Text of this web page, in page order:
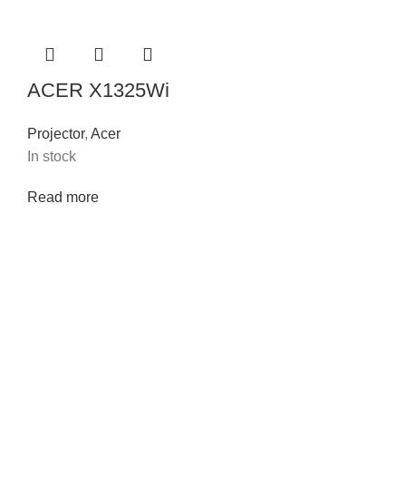
ACER X1325Wi
Projector, Acer
In stock
Read more